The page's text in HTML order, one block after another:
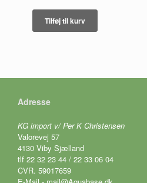
Tilføj til kurv
Adresse
KG import v/ Per K Christensen
Valorevej 57
4130 Viby Sjælland
tlf 22 32 23 44 / 22 33 06 04
CVR. 59017659